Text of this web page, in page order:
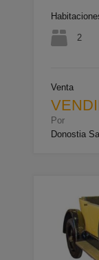
2
Venta
Por
Donostia